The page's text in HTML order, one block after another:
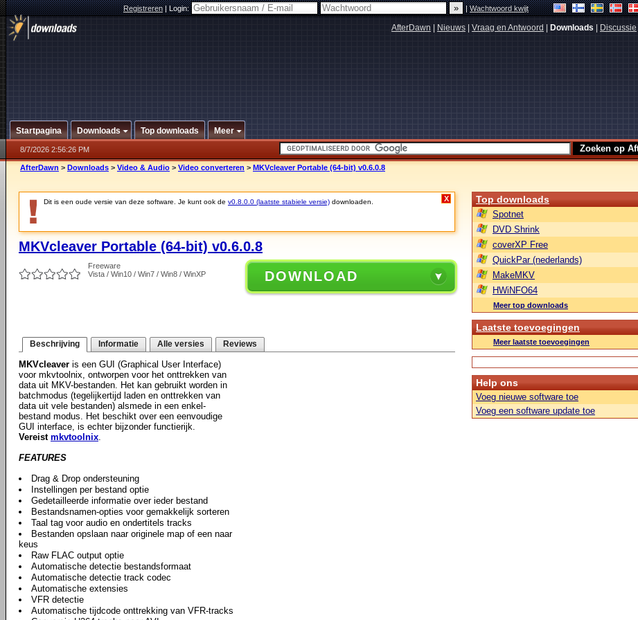
Registreren|Login: |Wachtwoord kwijt
AfterDawn Nieuws Vraag en Antwoord Downloads Discussie
Startpagina Downloads Top downloads Meer
8/7/2026 2:56:26 PM
AfterDawn > Downloads > Video & Audio > Video converteren > MKVcleaver Portable (64-bit) v0.6.0.8
Dit is een oude versie van deze software. Je kunt ook de v0.8.0.0 (laatste stabiele versie) downloaden. X
MKVcleaver Portable (64-bit) v0.6.0.8
Freeware
Vista / Win10 / Win7 / Win8 / WinXP
DOWNLOAD
Beschrijving Informatie Alle versies Reviews
MKVcleaver is een GUI (Graphical User Interface)
voor mkvtoolnix, ontworpen voor het onttrekken van
data uit MKV-bestanden. Het kan gebruikt worden in
batchmodus (tegelijkertijd laden en onttrekken van
data uit vele bestanden) alsmede in een enkel-
bestand modus. Het beschikt over een eenvoudige
GUI interface, is echter bijzonder functierijk.
Vereist mkvtoolnix.
FEATURES
Drag & Drop ondersteuning
Instellingen per bestand optie
Gedetailleerde informatie over ieder bestand
Bestandsnamen-opties voor gemakkelijk sorteren
Taal tag voor audio en ondertitels tracks
Bestanden opslaan naar originele map of een naar
keus
Raw FLAC output optie
Automatische detectie bestandsformaat
Automatische detectie track codec
Automatische extensies
VFR detectie
Automatische tijdcode onttrekking van VFR-tracks
Top downloads
Spotnet
DVD Shrink
coverXP Free
QuickPar (nederlands)
MakeMKV
HWiNFO64
Meer top downloads
Laatste toevoegingen
Meer laatste toevoegingen
Help ons
Voeg nieuwe software toe
Voeg een software update toe